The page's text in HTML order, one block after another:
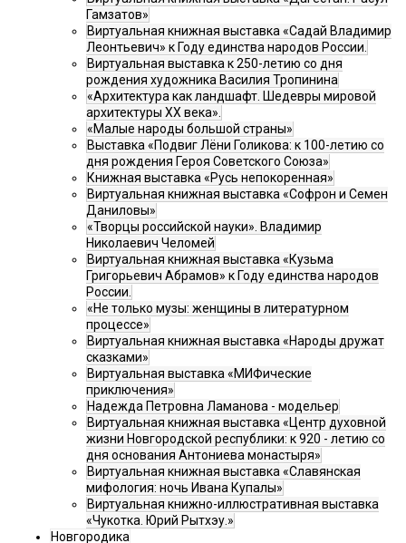
Гамзатов»
Виртуальная книжная выставка «Садай Владимир
Леонтьевич» к Году единства народов России.
Виртуальная выставка к 250-летию со дня
рождения художника Василия Тропинина
«Архитектура как ландшафт. Шедевры мировой
архитектуры XX века».
«Малые народы большой страны»
Выставка «Подвиг Лёни Голикова: к 100-летию со
дня рождения Героя Советского Союза»
Книжная выставка «Русь непокоренная»
Виртуальная книжная выставка «Софрон и Семен
Даниловы»
«Творцы российской науки». Владимир
Николаевич Челомей
Виртуальная книжная выставка «Кузьма
Григорьевич Абрамов» к Году единства народов
России.
«Не только музы: женщины в литературном
процессе»
Виртуальная книжная выставка «Народы дружат
сказками»
Виртуальная выставка «МИФические
приключения»
Надежда Петровна Ламанова - модельер
Виртуальная книжная выставка «Центр духовной
жизни Новгородской республики: к 920 - летию со
дня основания Антониева монастыря»
Виртуальная книжная выставка «Славянская
мифология: ночь Ивана Купалы»
Виртуальная книжно-иллюстративная выставка
«Чукотка. Юрий Рытхэу.»
Новгородика